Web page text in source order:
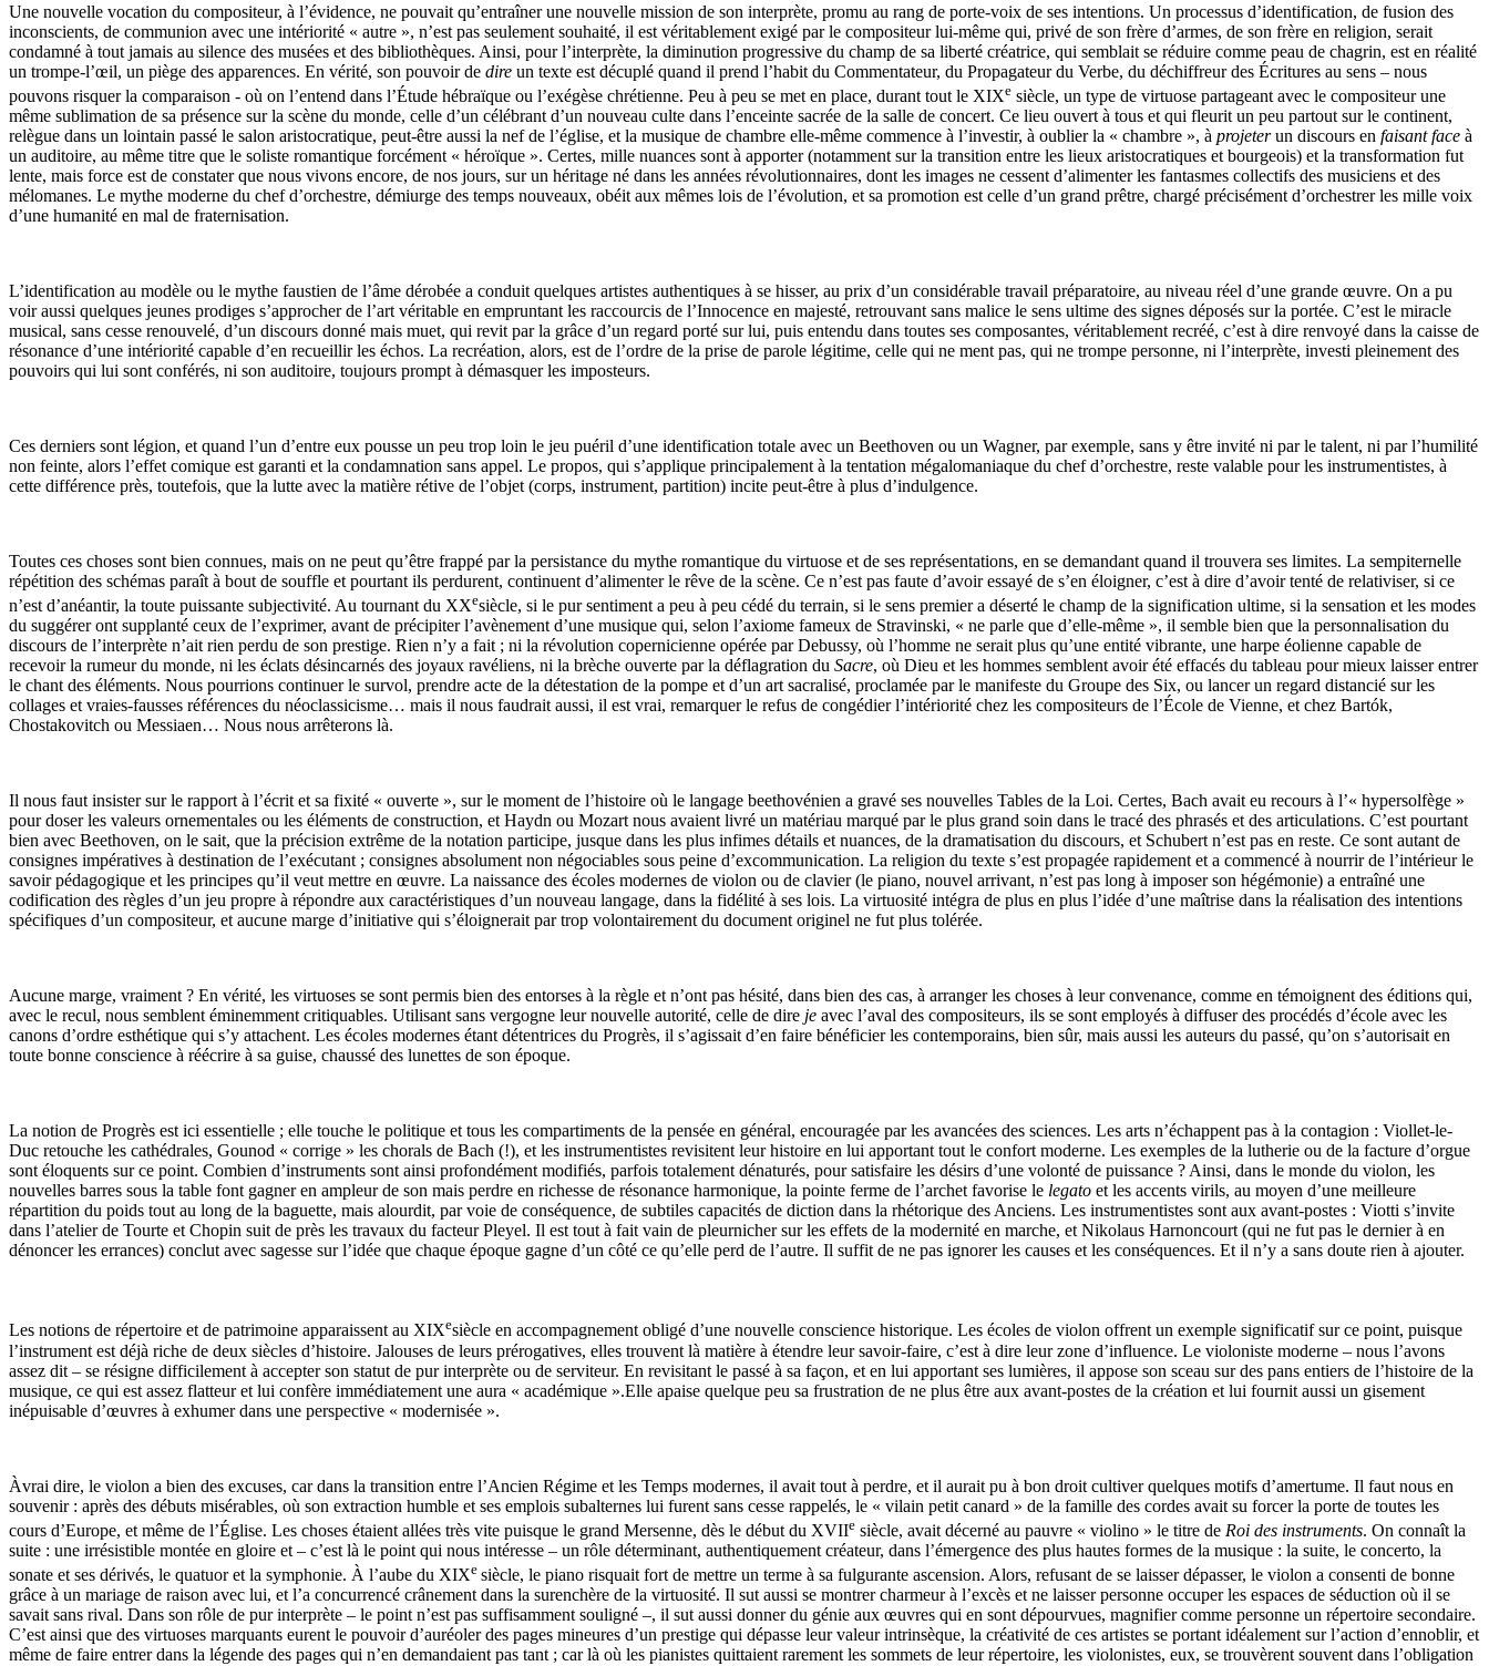
Une nouvelle vocation du compositeur, à l’évidence, ne pouvait qu’entraîner une nouvelle mission de son interprète, promu au rang de porte-voix de ses intentions. Un processus d’identification, de fusion des
inconscients, de communion avec une intériorité « autre », n’est pas seulement souhaité, il est véritablement exigé par le compositeur lui-même qui, privé de son frère d’armes, de son frère en religion, serait
condamné à tout jamais au silence des musées et des bibliothèques. Ainsi, pour l’interprète, la diminution progressive du champ de sa liberté créatrice, qui semblait se réduire comme peau de chagrin, est en réalité
un trompe-l’œil, un piège des apparences. En vérité, son pouvoir de dire un texte est décuplé quand il prend l’habit du Commentateur, du Propagateur du Verbe, du déchiffreur des Écritures au sens – nous
pouvons risquer la comparaison - où on l’entend dans l’Étude hébraïque ou l’exégèse chrétienne. Peu à peu se met en place, durant tout le XIXe siècle, un type de virtuose partageant avec le compositeur une
même sublimation de sa présence sur la scène du monde, celle d’un célébrant d’un nouveau culte dans l’enceinte sacrée de la salle de concert. Ce lieu ouvert à tous et qui fleurit un peu partout sur le continent,
relègue dans un lointain passé le salon aristocratique, peut-être aussi la nef de l’église, et la musique de chambre elle-même commence à l’investir, à oublier la « chambre », à projeterun discours en faisant face à
un auditoire, au même titre que le soliste romantique forcément « héroïque ». Certes, mille nuances sont à apporter (notamment sur la transition entre les lieux aristocratiques et bourgeois) et la transformation fut
lente, mais force est de constater que nous vivons encore, de nos jours, sur un héritage né dans les années révolutionnaires, dont les images ne cessent d’alimenter les fantasmes collectifs des musiciens et des
mélomanes. Le mythe moderne du chef d’orchestre, démiurge des temps nouveaux, obéit aux mêmes lois de l’évolution, et sa promotion est celle d’un grand prêtre, chargé précisément d’orchestrer les mille voix
d’une humanité en mal de fraternisation.
L’identification au modèle ou le mythe faustien de l’âme dérobée a conduit quelques artistes authentiques à se hisser, au prix d’un considérable travail préparatoire, au niveau réel d’une grande œuvre. On a pu
voir aussi quelques jeunes prodiges s’approcher de l’art véritable en empruntant les raccourcis de l’Innocence en majesté, retrouvant sans malice le sens ultime des signes déposés sur la portée. C’est le miracle
musical, sans cesse renouvelé, d’un discours donné mais muet, qui revit par la grâce d’un regard porté sur lui, puis entendu dans toutes ses composantes, véritablement recréé, c’est à dire renvoyé dans la caisse de
résonance d’une intériorité capable d’en recueillir les échos. La recréation, alors, est de l’ordre de la prise de parole légitime, celle qui ne ment pas, qui ne trompe personne, ni l’interprète, investi pleinement des
pouvoirs qui lui sont conférés, ni son auditoire, toujours prompt à démasquer les imposteurs.
Ces derniers sont légion, et quand l’un d’entre eux pousse un peu trop loin le jeu puéril d’une identification totale avec un Beethoven ou un Wagner, par exemple, sans y être invité ni par le talent, ni par l’humilité
non feinte, alors l’effet comique est garanti et la condamnation sans appel. Le propos, qui s’applique principalement à la tentation mégalomaniaque du chef d’orchestre, reste valable pour les instrumentistes, à
cette différence près, toutefois, que la lutte avec la matière rétive de l’objet (corps, instrument, partition) incite peut-être à plus d’indulgence.
Toutes ces choses sont bien connues, mais on ne peut qu’être frappé par la persistance du mythe romantique du virtuose et de ses représentations, en se demandant quand il trouvera ses limites. La sempiternelle
répétition des schémas paraît à bout de souffle et pourtant ils perdurent, continuent d’alimenter le rêve de la scène. Ce n’est pas faute d’avoir essayé de s’en éloigner, c’est à dire d’avoir tenté de relativiser, si ce
n’est d’anéantir, la toute puissante subjectivité. Au tournant du XXesiècle, si le pur sentiment a peu à peu cédé du terrain, si le sens premier a déserté le champ de la signification ultime, si la sensation et les modes
du suggérer ont supplanté ceux de l’exprimer, avant de précipiter l’avènement d’une musique qui, selon l’axiome fameux de Stravinski, « ne parle que d’elle-même », il semble bien que la personnalisation du
discours de l’interprète n’ait rien perdu de son prestige. Rien n’y a fait ; ni la révolution copernicienne opérée par Debussy, où l’homme ne serait plus qu’une entité vibrante, une harpe éolienne capable de
recevoir la rumeur du monde, ni les éclats désincarnés des joyaux ravéliens, ni la brèche ouverte par la déflagration du Sacre, où Dieu et les hommes semblent avoir été effacés du tableau pour mieux laisser entrer
le chant des éléments. Nous pourrions continuer le survol, prendre acte de la détestation de la pompe et d’un art sacralisé, proclamée par le manifeste du Groupe des Six, ou lancer un regard distancié sur les
collages et vraies-fausses références du néoclassicisme… mais il nous faudrait aussi, il est vrai, remarquer le refus de congédier l’intériorité chez les compositeurs de l’École de Vienne, et chez Bartók,
Chostakovitch ou Messiaen… Nous nous arrêterons là.
Il nous faut insister sur le rapport à l’écrit et sa fixité « ouverte », sur le moment de l’histoire où le langage beethovénien a gravé ses nouvelles Tables de la Loi. Certes, Bach avait eu recours à l’« hypersolfège »
pour doser les valeurs ornementales ou les éléments de construction, et Haydn ou Mozart nous avaient livré un matériau marqué par le plus grand soin dans le tracé des phrasés et des articulations. C’est pourtant
bien avec Beethoven, on le sait, que la précision extrême de la notation participe, jusque dans les plus infimes détails et nuances, de la dramatisation du discours, et Schubert n’est pas en reste. Ce sont autant de
consignes impératives à destination de l’exécutant ; consignes absolument non négociables sous peine d’excommunication. La religion du texte s’est propagée rapidement et a commencé à nourrir de l’intérieur le
savoir pédagogique et les principes qu’il veut mettre en œuvre. La naissance des écoles modernes de violon ou de clavier (le piano, nouvel arrivant, n’est pas long à imposer son hégémonie) a entraîné une
codification des règles d’un jeu propre à répondre aux caractéristiques d’un nouveau langage, dans la fidélité à ses lois. La virtuosité intégra de plus en plus l’idée d’une maîtrise dans la réalisation des intentions
spécifiques d’un compositeur, et aucune marge d’initiative qui s’éloignerait par trop volontairement du document originel ne fut plus tolérée.
Aucune marge, vraiment ? En vérité, les virtuoses se sont permis bien des entorses à la règle et n’ont pas hésité, dans bien des cas, à arranger les choses à leur convenance, comme en témoignent des éditions qui,
avec le recul, nous semblent éminemment critiquables. Utilisant sans vergogne leur nouvelle autorité, celle de dire je avec l’aval des compositeurs, ils se sont employés à diffuser des procédés d’école avec les
canons d’ordre esthétique qui s’y attachent. Les écoles modernes étant détentrices du Progrès, il s’agissait d’en faire bénéficier les contemporains, bien sûr, mais aussi les auteurs du passé, qu’on s’autorisait en
toute bonne conscience à réécrire à sa guise, chaussé des lunettes de son époque.
La notion de Progrès est ici essentielle ; elle touche le politique et tous les compartiments de la pensée en général, encouragée par les avancées des sciences. Les arts n’échappent pas à la contagion : Viollet-le-
Duc retouche les cathédrales, Gounod « corrige » les chorals de Bach (!), et les instrumentistes revisitent leur histoire en lui apportant tout le confort moderne. Les exemples de la lutherie ou de la facture d’orgue
sont éloquents sur ce point. Combien d’instruments sont ainsi profondément modifiés, parfois totalement dénaturés, pour satisfaire les désirs d’une volonté de puissance ? Ainsi, dans le monde du violon, les
nouvelles barres sous la table font gagner en ampleur de son mais perdre en richesse de résonance harmonique, la pointe ferme de l’archet favorise le legato et les accents virils, au moyen d’une meilleure
répartition du poids tout au long de la baguette, mais alourdit, par voie de conséquence, de subtiles capacités de diction dans la rhétorique des Anciens. Les instrumentistes sont aux avant-postes : Viotti s’invite
dans l’atelier de Tourte et Chopin suit de près les travaux du facteur Pleyel. Il est tout à fait vain de pleurnicher sur les effets de la modernité en marche, et Nikolaus Harnoncourt (qui ne fut pas le dernier à en
dénoncer les errances) conclut avec sagesse sur l’idée que chaque époque gagne d’un côté ce qu’elle perd de l’autre. Il suffit de ne pas ignorer les causes et les conséquences. Et il n’y a sans doute rien à ajouter.
Les notions de répertoire et de patrimoine apparaissent au XIXesiècle en accompagnement obligé d’une nouvelle conscience historique. Les écoles de violon offrent un exemple significatif sur ce point, puisque
l’instrument est déjà riche de deux siècles d’histoire. Jalouses de leurs prérogatives, elles trouvent là matière à étendre leur savoir-faire, c’est à dire leur zone d’influence. Le violoniste moderne – nous l’avons
assez dit – se résigne difficilement à accepter son statut de pur interprète ou de serviteur. En revisitant le passé à sa façon, et en lui apportant ses lumières, il appose son sceau sur des pans entiers de l’histoire de la
musique, ce qui est assez flatteur et lui confère immédiatement une aura « académique ».Elle apaise quelque peu sa frustration de ne plus être aux avant-postes de la création et lui fournit aussi un gisement
inépuisable d’œuvres à exhumer dans une perspective « modernisée ».
Àvrai dire, le violon a bien des excuses, car dans la transition entre l’Ancien Régime et les Temps modernes, il avait tout à perdre, et il aurait pu à bon droit cultiver quelques motifs d’amertume. Il faut nous en
souvenir : après des débuts misérables, où son extraction humble et ses emplois subalternes lui furent sans cesse rappelés, le « vilain petit canard » de la famille des cordes avait su forcer la porte de toutes les
cours d’Europe, et même de l’Église. Les choses étaient allées très vite puisque le grand Mersenne, dès le début du XVIIe siècle, avait décerné au pauvre « violino » le titre de Roi des instruments. On connaît la
suite : une irrésistible montée en gloire et – c’est là le point qui nous intéresse – un rôle déterminant, authentiquement créateur, dans l’émergence des plus hautes formes de la musique : la suite, le concerto, la
sonate et ses dérivés, le quatuor et la symphonie. À l’aube du XIXe siècle, le piano risquait fort de mettre un terme à sa fulgurante ascension. Alors, refusant de se laisser dépasser, le violon a consenti de bonne
grâce à un mariage de raison avec lui, et l’a concurrencé crânement dans la surenchère de la virtuosité. Il sut aussi se montrer charmeur à l’excès et ne laisser personne occuper les espaces de séduction où il se
savait sans rival. Dans son rôle de pur interprète – le point n’est pas suffisamment souligné –, il sut aussi donner du génie aux œuvres qui en sont dépourvues, magnifier comme personne un répertoire secondaire.
C’est ainsi que des virtuoses marquants eurent le pouvoir d’auréoler des pages mineures d’un prestige qui dépasse leur valeur intrinsèque, la créativité de ces artistes se portant idéalement sur l’action d’ennoblir, et
même de faire entrer dans la légende des pages qui n’en demandaient pas tant ; car là où les pianistes quittaient rarement les sommets de leur répertoire, les violonistes, eux, se trouvèrent souvent dans l’obligation